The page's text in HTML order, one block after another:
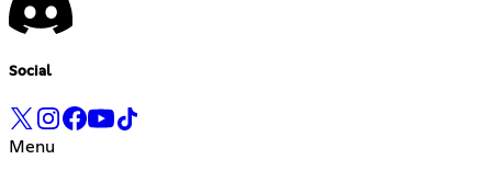
Social
Menu